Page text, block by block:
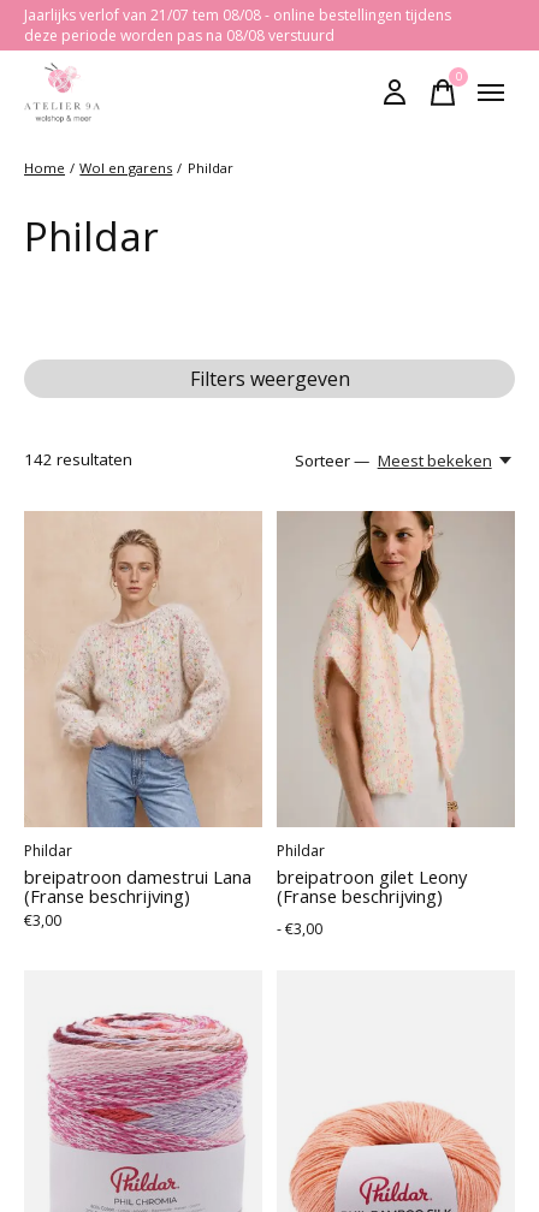
Jaarlijks verlof van 21/07 tem 08/08 - online bestellingen tijdens
deze periode worden pas na 08/08 verstuurd
0items
Home / Wol en garens / Phildar
Phildar
Filters weergeven
142 resultaten Sorteer — Meest bekeken
Phildar
breipatroon damestrui Lana
(Franse beschrijving)
€3,00
Phildar
breipatroon gilet Leony
(Franse beschrijving)
- €3,00